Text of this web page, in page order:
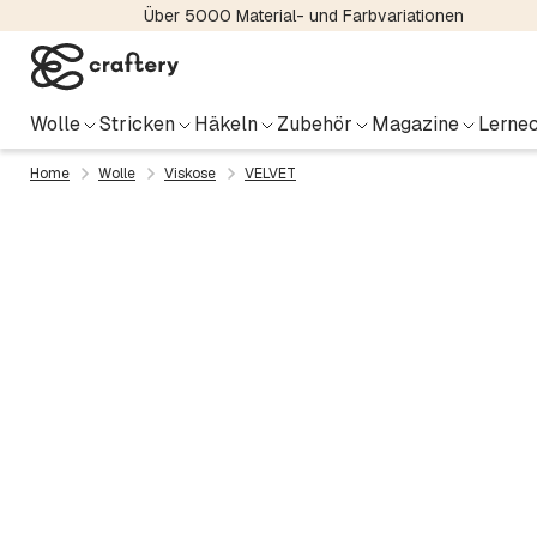
Über 5000 Material- und Farbvariationen
Wolle Stricken Häkeln Zubehör Magazine
Home Wolle Viskose VELVET